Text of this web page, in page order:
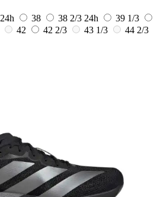
24h 38 38 2/3 24h
39 1/3
42 42 2/3 43 1/3
44 2/3